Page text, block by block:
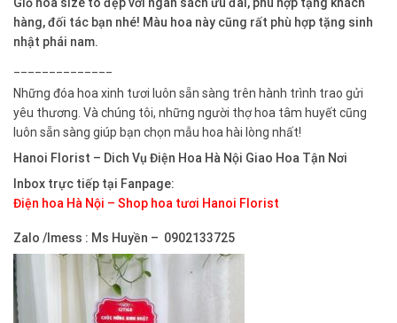
hàng, đối tác bạn nhé! Màu hoa này cũng rất phù hợp tặng sinh
nhật phái nam.
Những đóa hoa xinh tươi luôn sẵn sàng trên hành trình trao gửi
yêu thương. Và chúng tôi, những người thợ hoa tâm huyết cũng
luôn sẵn sàng giúp bạn chọn mẫu hoa hài lòng nhất!
Hanoi Florist – Dich Vụ Điện Hoa Hà Nội Giao Hoa Tận Nơi
Inbox trực tiếp tại Fanpage:
Điện hoa Hà Nội – Shop hoa tươi Hanoi Florist
Zalo /Imess : Ms Huyền – 0902133725